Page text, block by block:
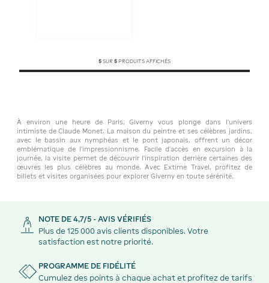
5 SUR 5 PRODUITS AFFICHÉS
À environ une heure de Paris, Giverny vous plonge dans l’univers
intimiste de Claude Monet. La maison du peintre et ses célèbres jardins,
avec le bassin aux nymphéas et le pont japonais, offrent un décor
emblématique de l’impressionnisme. Facile d’accès en excursion à la
journée, la visite permet de découvrir l’inspiration derrière certaines des
œuvres les plus célèbres au monde. Avec Extime Travel, profitez de
billets et visites organisées pour explorer Giverny en toute sérénité.
NOTE DE 4,7/5 - AVIS VÉRIFIÉS
Plus de 125 000 avis clients disponibles. Votre
satisfaction est notre priorité.
PROGRAMME DE FIDÉLITÉ
Cumulez des points à chaque achat et profitez de tarifs